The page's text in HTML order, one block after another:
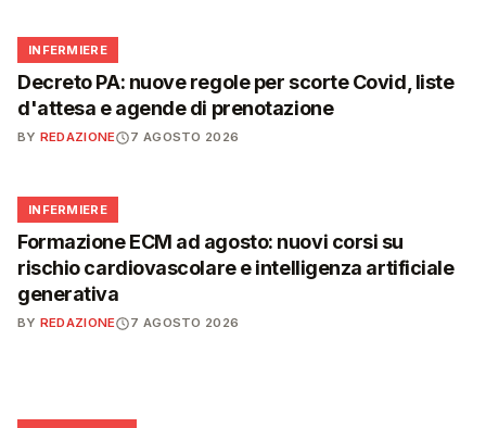
🩺
INFERMIERE
Decreto PA: nuove regole per scorte Covid, liste
d'attesa e agende di prenotazione
BY REDAZIONE 7 AGOSTO 2026
🩺
INFERMIERE
Formazione ECM ad agosto: nuovi corsi su
rischio cardiovascolare e intelligenza artificiale
generativa
BY REDAZIONE 7 AGOSTO 2026